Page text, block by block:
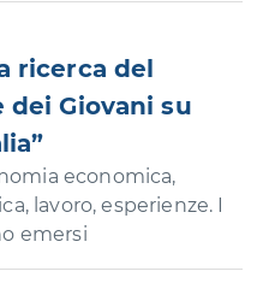
ricerca del
dei Giovani su
economica,
lavoro, esperienze. I
emersi